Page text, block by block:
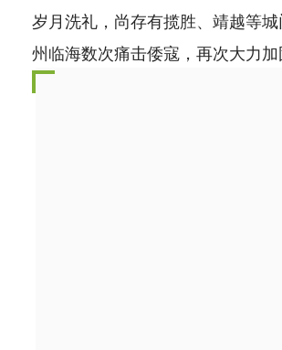
岁月洗礼，尚存有揽胜、靖越等
州临海数次痛击倭寇，再次大力